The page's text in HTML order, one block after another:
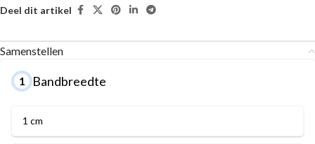
Deel dit artikel
Samenstellen
1 Bandbreedte
1 cm